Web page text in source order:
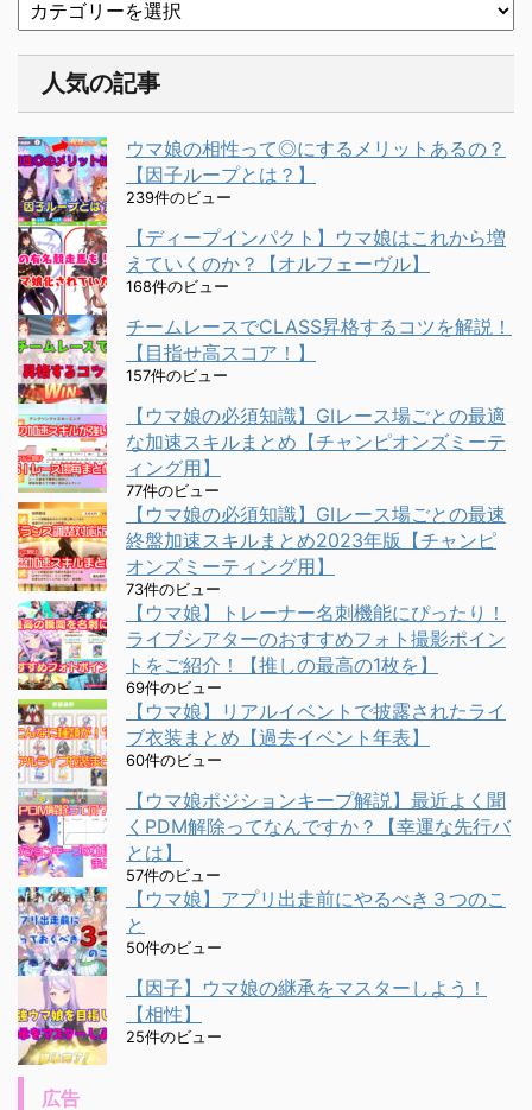
人気の記事
ウマ娘の相性って◎にするメリットあるの？
【因子ループとは？】
239件のビュー
【ディープインパクト】ウマ娘はこれから増
えていくのか？【オルフェーヴル】
168件のビュー
チームレースでCLASS昇格するコツを解説！
【目指せ高スコア！】
157件のビュー
【ウマ娘の必須知識】GⅠレース場ごとの最適
な加速スキルまとめ【チャンピオンズミーテ
ィング用】
77件のビュー
【ウマ娘の必須知識】GⅠレース場ごとの最速
終盤加速スキルまとめ2023年版【チャンピ
オンズミーティング用】
73件のビュー
【ウマ娘】トレーナー名刺機能にぴったり！
ライブシアターのおすすめフォト撮影ポイン
トをご紹介！【推しの最高の1枚を】
69件のビュー
【ウマ娘】リアルイベントで披露されたライ
ブ衣装まとめ【過去イベント年表】
60件のビュー
【ウマ娘ポジションキープ解説】最近よく聞
くPDM解除ってなんですか？【幸運な先行バ
とは】
57件のビュー
【ウマ娘】アプリ出走前にやるべき３つのこ
と
50件のビュー
【因子】ウマ娘の継承をマスターしよう！
【相性】
25件のビュー
広告